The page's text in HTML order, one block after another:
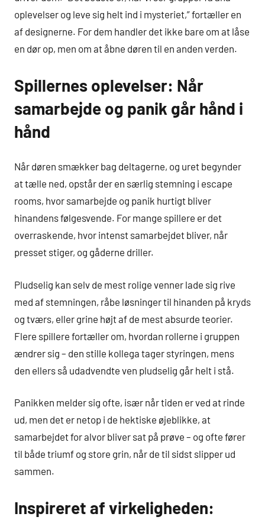
oplevelser og leve sig helt ind i mysteriet,” fortæller en
af designerne. For dem handler det ikke bare om at låse
en dør op, men om at åbne døren til en anden verden.
Spillernes oplevelser: Når
samarbejde og panik går hånd i
hånd
Når døren smækker bag deltagerne, og uret begynder
at tælle ned, opstår der en særlig stemning i escape
rooms, hvor samarbejde og panik hurtigt bliver
hinandens følgesvende. For mange spillere er det
overraskende, hvor intenst samarbejdet bliver, når
presset stiger, og gåderne driller.
Pludselig kan selv de mest rolige venner lade sig rive
med af stemningen, råbe løsninger til hinanden på kryds
og tværs, eller grine højt af de mest absurde teorier.
Flere spillere fortæller om, hvordan rollerne i gruppen
ændrer sig – den stille kollega tager styringen, mens
den ellers så udadvendte ven pludselig går helt i stå.
Panikken melder sig ofte, især når tiden er ved at rinde
ud, men det er netop i de hektiske øjeblikke, at
samarbejdet for alvor bliver sat på prøve – og ofte fører
til både triumf og store grin, når de til sidst slipper ud
sammen.
Inspireret af virkeligheden: